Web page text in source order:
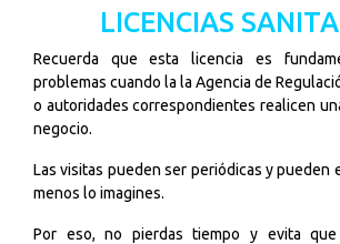
LICENCIAS
Recuerda que esta licencia es
problemas cuando la la Agencia de
o autoridades correspondientes realicen
negocio.
Las visitas pueden ser periódicas y pueden
menos lo imagines.
Por eso, no pierdas tiempo y evita